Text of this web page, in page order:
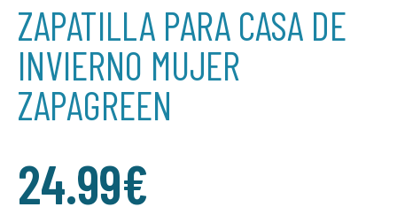
ZAPATILLA PARA CASA DE
INVIERNO MUJER
ZAPAGREEN
24.99€